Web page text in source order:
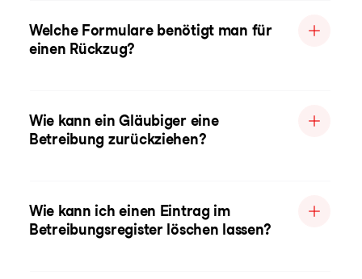
Welche Formulare benötigt man für
einen Rückzug?
Wie kann ein Gläubiger eine
Betreibung zurückziehen?
Wie kann ich einen Eintrag im
Betreibungsregister löschen lassen?